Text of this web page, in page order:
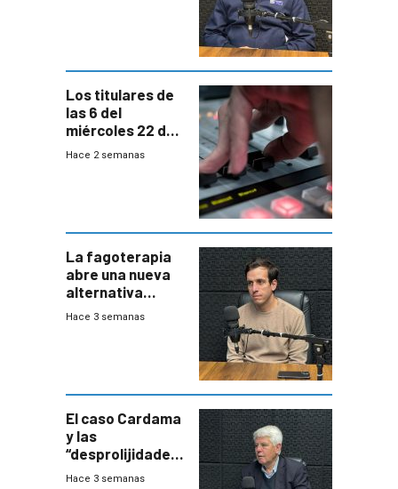
Los titulares de
las 6 del
miércoles 22 de
julio de 2026
Hace 2 semanas
La fagoterapia
abre una nueva
alternativa
contra bacterias
innovadora
Hace 3 semanas
El caso Cardama
y las
“desprolijidades”
que la
Hace 3 semanas